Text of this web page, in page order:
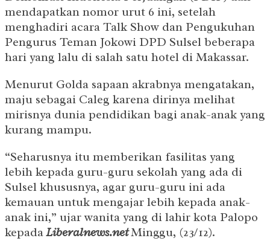
mendapatkan nomor urut 6 ini, setelah
menghadiri acara Talk Show dan Pengukuhan
Pengurus Teman Jokowi DPD Sulsel beberapa
hari yang lalu di salah satu hotel di Makassar.
Menurut Golda sapaan akrabnya mengatakan,
maju sebagai Caleg karena dirinya melihat
mirisnya dunia pendidikan bagi anak-anak yang
kurang mampu.
“Seharusnya itu memberikan fasilitas yang
lebih kepada guru-guru sekolah yang ada di
Sulsel khususnya, agar guru-guru ini ada
kemauan untuk mengajar lebih kepada anak-
anak ini,” ujar wanita yang di lahir kota Palopo
kepadaLiberalnews.netMinggu, (23/12).